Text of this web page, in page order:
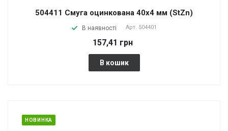
504411 Смуга оцинкована 40х4 мм (StZn)
В наявності Арт. 504401
157,41 грн
В кошик
НОВИНКА